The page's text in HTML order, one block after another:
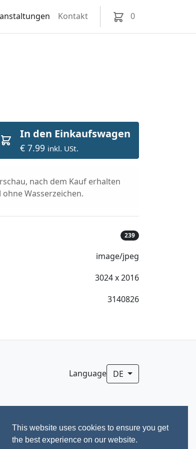
This website uses cookies to ensure you get
the best experience on our website.
Kontakt 0
In den Einkaufswagen
€ 7.99 inkl. USt.
nach dem Kauf erhalten
Wasserzeichen.
239
image/jpeg
3024 x 2016
3140826
Language DE